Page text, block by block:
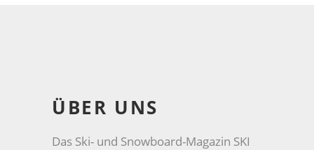
ÜBER UNS
Das Ski- und Snowboard-Magazin SKI